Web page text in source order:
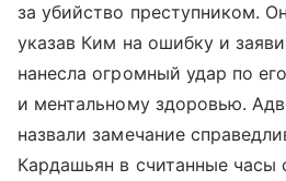
за убийство преступником.
указав Ким на ошибку и
нанесла огромный удар по
и ментальному здоровью.
назвали замечание
Кардашьян в считанные часы